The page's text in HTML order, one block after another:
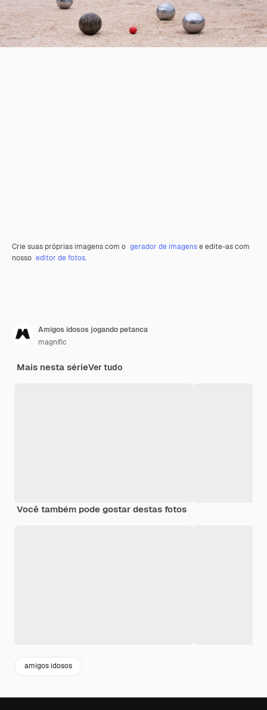
Crie suas próprias imagens com o gerador de imagense edite-as com
nosso editor de fotos.
Amigos idosos jogando petanca
magnific
Mais nesta sérieVer tudo
Você também pode gostar destas fotos
amigos idosos